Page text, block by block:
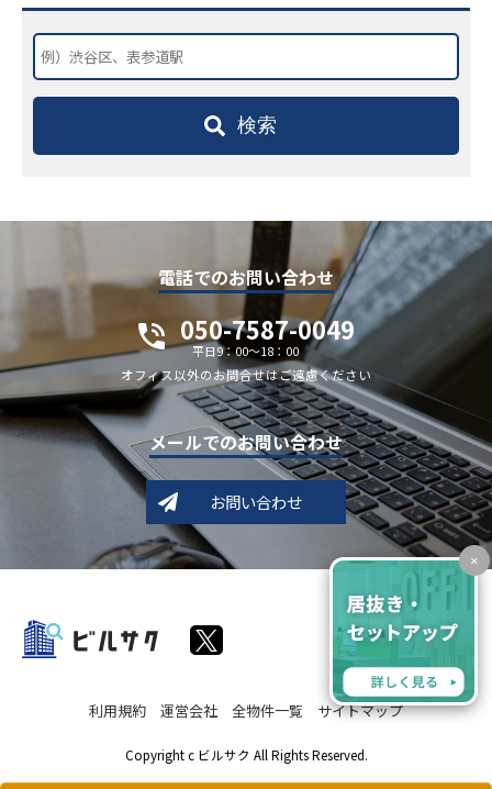
×
検索
電話でのお問い合わせ
050-7587-0049
平日9：00～18：00
オフィス以外のお問合せはご遠慮ください
メールでのお問い合わせ
お問い合わせ
利用規約 運営会社 全物件一覧 サイトマップ
Copyright c ビルサク All Rights Reserved.